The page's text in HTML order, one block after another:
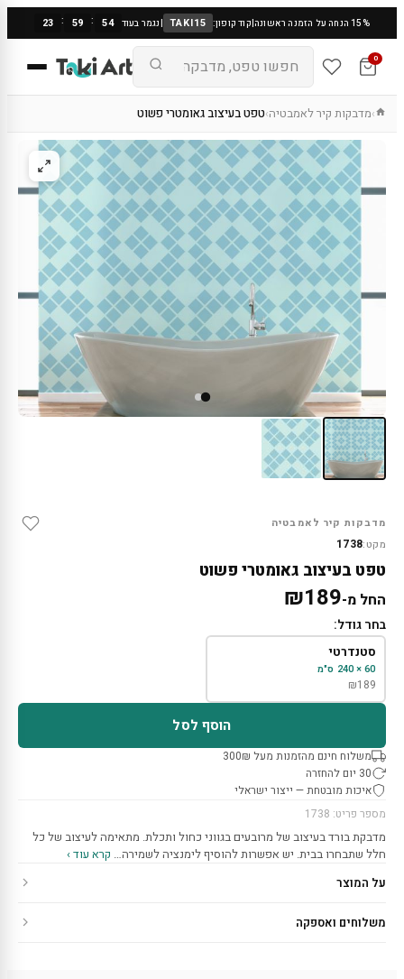
15% הנחה על הזמנה ראשונה |קוד קופון: TAKI15
|נגמר בעוד 23 : 59 : 53
0
›מדבקות קיר לאמבטיה›טפט בעיצוב גאומטרי פשוט
מדבקות קיר לאמבטיה
מקט:1738
טפט בעיצוב גאומטרי פשוט
החל מ- ₪189
בחר גודל:
סטנדרטי
60 × 240 ס"מ
₪189
הוסף לסל
משלוח חינם מהזמנות מעל 300₪
30 יום להחזרה
איכות מובטחת — ייצור ישראלי
מספר פריט: 1738
מדבקת בורד בעיצוב של מרובעים בגווני כחול ותכלת. מתאימה לעיצוב של כל
חלל שתבחרו בבית. יש אפשרות להוסיף לימנציה לשמירה… קרא עוד ›
על המוצר
משלוחים ואספקה